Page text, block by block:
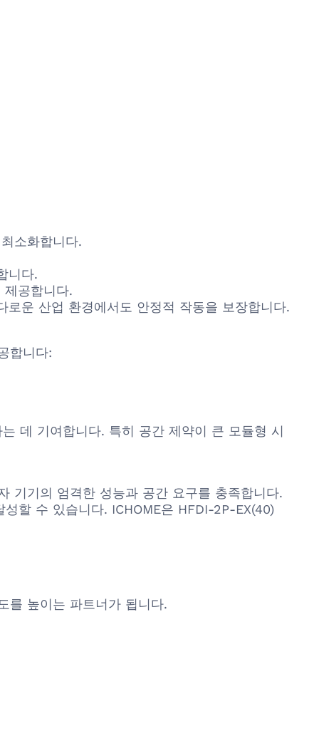
소화합니다.
니다.
공합니다.
운 산업 환경에서도 안정적 작동을 보장합니다.
합니다:
데 기여합니다. 특히 공간 제약이 큰 모듈형 시
기기의 엄격한 성능과 공간 요구를 충족합니다.
할 수 있습니다. ICHOME은 HFDI-2P-EX(40)
를 높이는 파트너가 됩니다.